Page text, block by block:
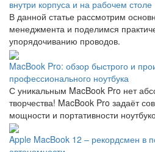
внутри корпуса и на рабочем столе
В данной статье рассмотрим
менеджмента и поделимся
упорядочиванию проводов.
MacBook Pro: обзор быстрого и
профессионального ноутбука
С уникальным MacBook Pro нет
творчества! MacBook Pro задаёт
мощности и портативности
Apple MacBook 12 – рекордсмен в